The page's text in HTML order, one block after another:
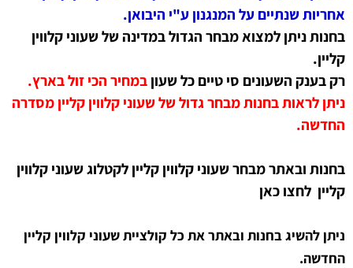
אחריות שנתיים על המנגנון ע"י היבואן.
בחנות ניתן למצוא מבחר הגדול במדינה של שעוני קלווין
קליין.
רק בענק השעונים סי טיים כל שעון במחיר הכי זול בארץ.
ניתן לראות בחנות מבחר גדול של שעוני קלווין קליין מסדרה
החדשה.
בחנות ובאתרמבחר שעוני קלווין קליין לקטלוג שעוני קלווין
קליין לחצו כאן
ניתן להשיג בחנות ובאתר את כל קולציית שעוני קלווין קליין
החדשה.